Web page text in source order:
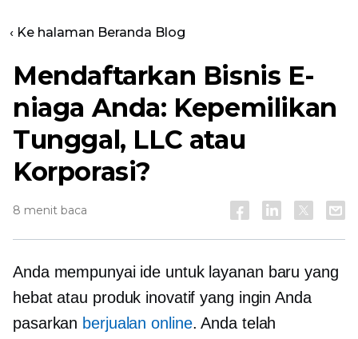
‹ Ke halaman Beranda Blog
Mendaftarkan Bisnis E-
niaga Anda: Kepemilikan
Tunggal, LLC atau
Korporasi?
8 menit baca
Anda mempunyai ide untuk layanan baru yang
hebat atau produk inovatif yang ingin Anda
pasarkan berjualan online. Anda telah